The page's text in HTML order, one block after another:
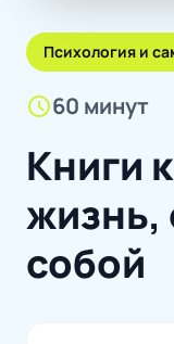
Психология и
schedule60 минут
Книги
жизнь,
собой